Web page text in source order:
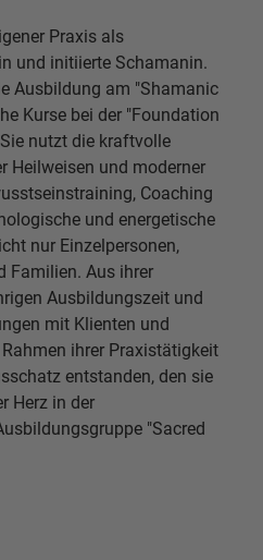
Praxis als
und initiierte Schamanin.
Ausbildung am "Shamanic
Kurse bei der "Foundation
nutzt die kraftvolle
Heilweisen und moderner
Coaching
und energetische
nur Einzelpersonen,
Familien. Aus ihrer
Ausbildungszeit und
mit Klienten und
ihrer Praxistätigkeit
entstanden, den sie
Herz in der
"Sacred